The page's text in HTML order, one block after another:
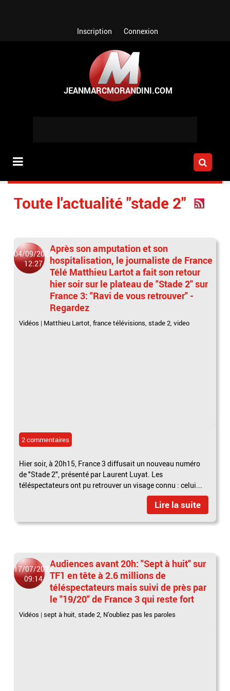
Inscription Connexion
Toute l'actualité "stade 2"
04/09/2023
12:27
Après son amputation et son
hospitalisation, le journaliste de France
Télé Matthieu Lartot a fait son retour
hier soir sur le plateau de "Stade 2" sur
France 3: "Ravi de vous retrouver" -
Regardez
Vidéos | Matthieu Lartot,france télévisions,stade 2,video
2 commentaires
Hier soir, à 20h15, France 3 diffusait un nouveau numéro
de "Stade 2", présenté par Laurent Luyat. Les
téléspectateurs ont pu retrouver un visage connu : celui...
Lire la suite
17/07/2023
09:14
Audiences avant 20h: "Sept à huit" sur
TF1 en tête à 2.6 millions de
téléspectateurs mais suivi de près par
le "19/20" de France 3 qui reste fort
Vidéos |sept à huit,stade 2, N’oubliez pas les paroles